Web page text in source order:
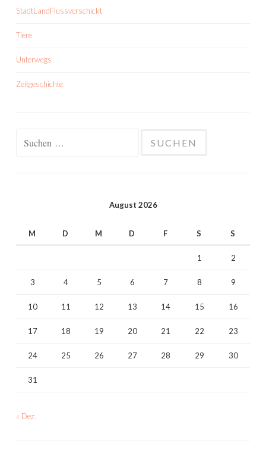
StadtLandFlussverschickt
Tiere
Unterwegs
Zeitgeschichte
August 2026
M D M D F S S
1 2
3 4 5 6 7 8 9
10 11 12 13 14 15 16
17 18 19 20 21 22 23
24 25 26 27 28 29 30
31
« Dez.